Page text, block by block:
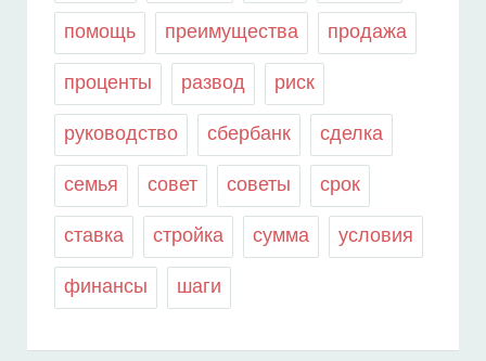
помощь преимущества продажа
проценты развод риск
руководство сбербанк сделка
семья совет советы срок
ставка стройка сумма условия
финансы шаги